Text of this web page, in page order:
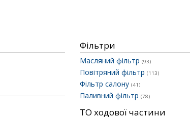
Фільтри
Масляний фільтр (93)
Повітряний фільтр (113)
Фільтр салону (41)
Паливний фільтр (78)
ТО ходової частини